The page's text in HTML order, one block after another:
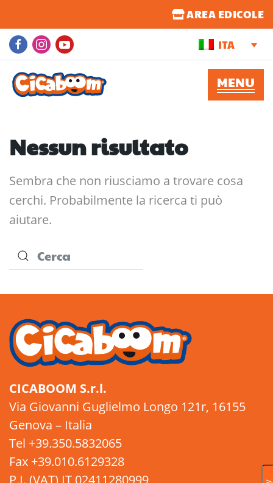
AREA EDICOLE
ITA
Nessun risultato
Sembra che non riusciamo a trovare cosa
cerchi. Probabilmente la ricerca ti può
aiutare.
CICABOOM S.r.l.
Via Giovanni Guglielmo Longo 121r, 16155
Genova – Italia
Tel +39.350.5832065
Fax +39.010.6129328